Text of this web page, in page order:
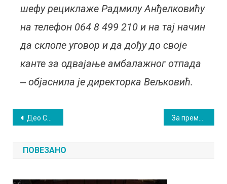
шефу рециклаже Радмилу Анђелковићу
на телефон 064 8 499 210 и на тај начин
да склопе уговор и да дођу до своје
канте за одвајање амбалажног отпада
‒ објаснила је директорка Вељковић.
Кретање
чланка
Део Сокобање сутра без електричне енергије
ПОВЕЗАНО